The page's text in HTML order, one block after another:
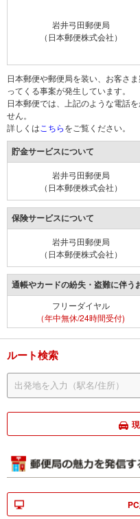
岩井弓田郵便局
（日本郵便株式会社）
日本郵便や郵便局を装い、お客さ
ってくる事案が発生しています。
日本郵便では、上記のような電話
せん。
詳しくは こちらをご覧ください。
貯金サービスについて
岩井弓田郵便局
（日本郵便株式会社）
保険サービスについて
岩井弓田郵便局
（日本郵便株式会社）
通帳やカードの紛失・盗難に伴う
フリーダイヤル
（年中無休/24時間受付)
ルート検索